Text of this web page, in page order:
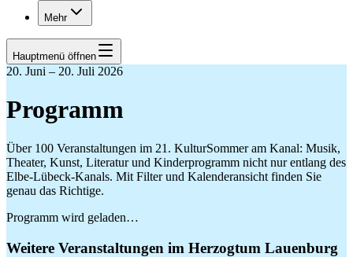
Mehr
Hauptmenü öffnen
20. Juni – 20. Juli 2026
Programm
Über 100 Veranstaltungen im 21. KulturSommer am Kanal: Musik,
Theater, Kunst, Literatur und Kinderprogramm nicht nur entlang des
Elbe-Lübeck-Kanals. Mit Filter und Kalenderansicht finden Sie
genau das Richtige.
Programm wird geladen…
Weitere Veranstaltungen im Herzogtum Lauenburg